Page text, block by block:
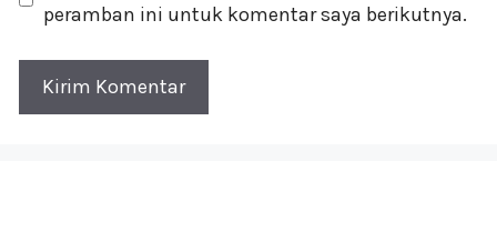
peramban ini untuk komentar saya berikutnya.